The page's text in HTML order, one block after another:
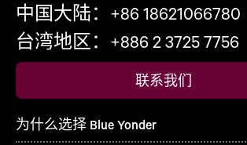
中国大陆：+86 18621066780
台湾地区：+886 2 3725 7756
联系我们
为什么选择 Blue Yonder